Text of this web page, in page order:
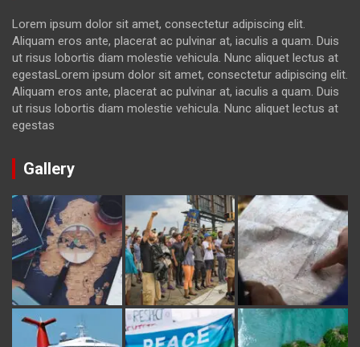
Lorem ipsum dolor sit amet, consectetur adipiscing elit.
Aliquam eros ante, placerat ac pulvinar at, iaculis a quam. Duis
ut risus lobortis diam molestie vehicula. Nunc aliquet lectus at
egestasLorem ipsum dolor sit amet, consectetur adipiscing elit.
Aliquam eros ante, placerat ac pulvinar at, iaculis a quam. Duis
ut risus lobortis diam molestie vehicula. Nunc aliquet lectus at
egestas
Gallery